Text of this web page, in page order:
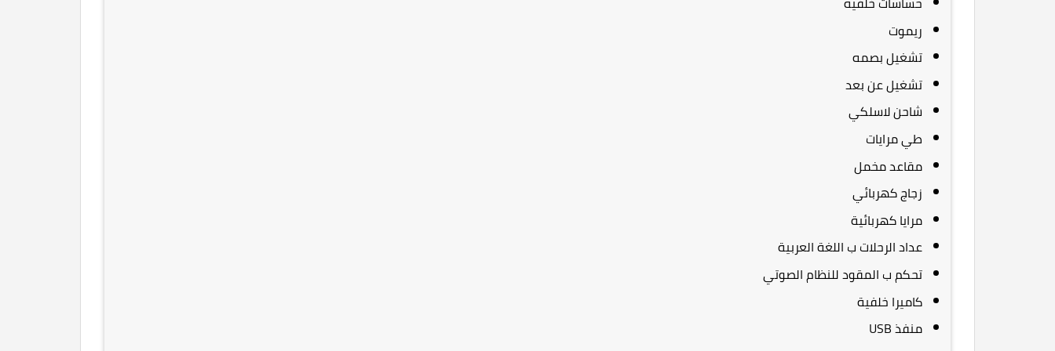
ريموت
تشغيل بصمه
تشغيل عن بعد
شاحن لاسلكي
طي مرايات
مقاعد مخمل
زجاج كهربائي
مرايا كهربائية
عداد الرحلات ب اللغة العربية
تحكم ب المقود للنظام الصوتي
كاميرا خلفية
منفذ USB